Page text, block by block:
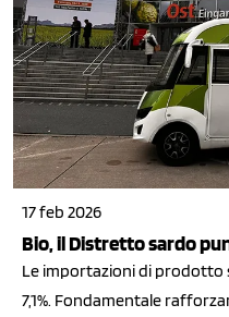
17 feb 2026
Bio, il Distretto sardo
Le importazioni di prodotto
7,1%. Fondamentale